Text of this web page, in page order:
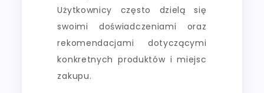
Użytkownicy często dzielą się
swoimi doświadczeniami oraz
rekomendacjami dotyczącymi
konkretnych produktów i miejsc
zakupu.